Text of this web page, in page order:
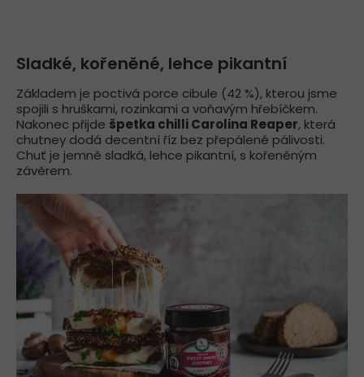
Sladké, kořeněné, lehce pikantní
Základem je poctivá porce cibule (42 %), kterou jsme
spojili s hruškami, rozinkami a voňavým hřebíčkem.
Nakonec přijde špetka chilli Carolina Reaper, která
chutney dodá decentní říz bez přepálené pálivosti.
Chuť je jemně sladká, lehce pikantní, s kořeněným
závěrem.